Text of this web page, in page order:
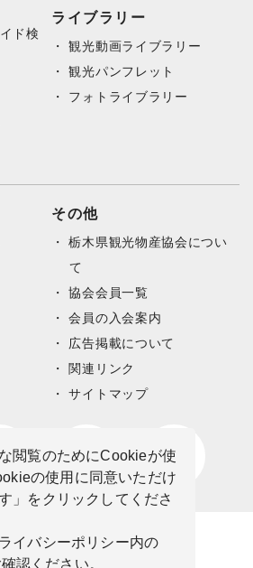
閲覧のためにCookieが使
の使用に同意いただけ
」をクリックしてくださ
イバシーポリシー内の
認ください。
ド検
ライブラリー
観光動画ライブラリー
観光パンフレット
フォトライブラリー
その他
栃木県観光物産協会につい
て
協会会員一覧
会員の入会案内
広告掲載について
関連リンク
サイトマップ